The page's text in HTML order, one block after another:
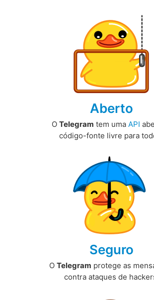
Aberto
O Telegram tem uma API
código-fonte livre para
Seguro
O Telegram protege as
contra ataques de